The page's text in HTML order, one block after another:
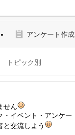
アンケート作成
トピック別
せん
・イベント・アンケー
と交流しよう